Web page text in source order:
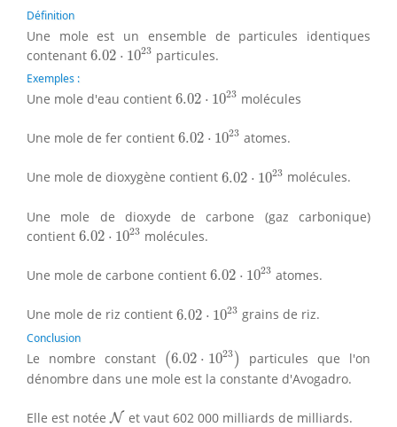
Définition
Une mole est un ensemble de particules identiques
contenant 6.02 ⋅ 1023
6.02 ⋅1023particules.
Exemples :
Une mole d'eau contient 6.02 ⋅ 1023
6.02 1023 molécules
Une mole de fer contient 6.02 ⋅ 1023
6.02 1023 atomes.
Une mole de dioxygène contient 6.02 ⋅ 1023
6.02 1023 molécules.
Une mole de dioxyde de carbone (gaz carbonique)
contient 6.02 ⋅ 1023
6.02⋅1023molécules.
Une mole de carbone contient 6.02 ⋅ 1023
6.02 1023 atomes.
Une mole de riz contient 6.02 ⋅ 1023
6.02 1023 grains de riz.
Conclusion
Le nombre constant (6.02 ⋅ 1023 )
(6.02 1023
particules que l'on
dénombre dans une mole est la constante d'Avogadro.
Elle est notéeN
N et vaut 602 000 milliards de milliards.